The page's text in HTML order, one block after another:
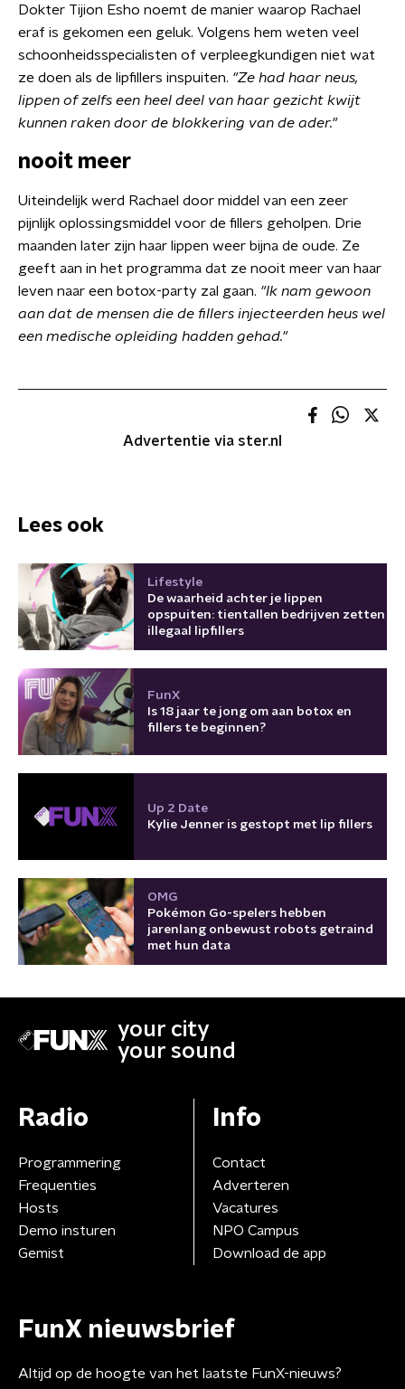
Dokter Tijion Esho noemt de manier waarop Rachael
eraf is gekomen een geluk. Volgens hem weten veel
schoonheidsspecialisten of verpleegkundigen niet wat
ze doen als de lipfillers inspuiten. "Ze had haar neus,
lippen of zelfs een heel deel van haar gezicht kwijt
kunnen raken door de blokkering van de ader."
nooit meer
Uiteindelijk werd Rachael door middel van een zeer
pijnlijk oplossingsmiddel voor de fillers geholpen. Drie
maanden later zijn haar lippen weer bijna de oude. Ze
geeft aan in het programma dat ze nooit meer van haar
leven naar een botox-party zal gaan. "Ik nam gewoon
aan dat de mensen die de fillers injecteerden heus wel
een medische opleiding hadden gehad."
Advertentie via ster.nl
Lees ook
Lifestyle
De waarheid achter je lippen
opspuiten: tientallen bedrijven zetten
illegaal lipfillers
FunX
Is 18 jaar te jong om aan botox en
fillers te beginnen?
Up 2 Date
Kylie Jenner is gestopt met lip fillers
OMG
Pokémon Go-spelers hebben
jarenlang onbewust robots getraind
met hun data
your city
your sound
Radio
Programmering
Frequenties
Hosts
Demo insturen
Gemist
Info
Contact
Adverteren
Vacatures
NPO Campus
Download de app
FunX nieuwsbrief
Altijd op de hoogte van het laatste FunX-nieuws?